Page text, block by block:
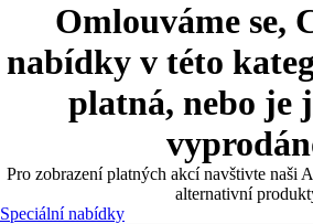
Omlouváme se,
nabídky v této
platná, nebo je
Pro zobrazení platných akcí navštivte naši
alternativní
Speciální nabídky